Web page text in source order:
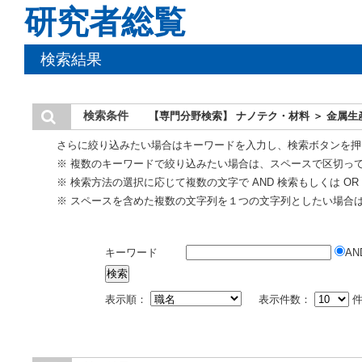
研究者総覧
検索結果
検索条件 【専門分野検索】 ナノテク・材料 ＞ 金属
さらに絞り込みたい場合はキーワードを入力し、検索ボタンを
※ 複数のキーワードで絞り込みたい場合は、スペースで区切っ
※ 検索方法の選択に応じて複数の文字で AND 検索もしくは
※ スペースを含めた複数の文字列を１つの文字列としたい場合
キーワード
表示順： 表示件数：